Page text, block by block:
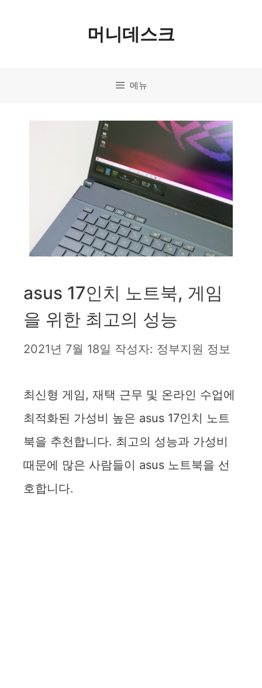
머니데스크
메뉴
asus 17인치 노트북, 게임
을 위한 최고의 성능
2021년 7월 18일 작성자: 정부지원 정보
최신형 게임, 재택 근무 및 온라인 수업에
최적화된 가성비 높은 asus 17인치 노트
북을 추천합니다. 최고의 성능과 가성비
때문에 많은 사람들이 asus 노트북을 선
호합니다.